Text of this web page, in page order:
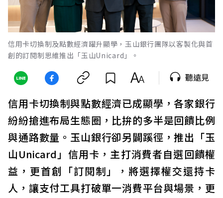
信用卡切換制及點數經濟躍升顯學，玉山銀行團隊以客製化與首
創的訂閱制思維推出「玉山Unicard」。
聽遠見
信用卡切換制與點數經濟已成顯學，各家銀行
紛紛搶進布局生態圈，比拚的多半是回饋比例
與通路數量。玉山銀行卻另闢蹊徑，推出「玉
山Unicard」信用卡，主打消費者自選回饋權
益，更首創「訂閱制」，將選擇權交還持卡
人，讓支付工具打破單一消費平台與場景，更